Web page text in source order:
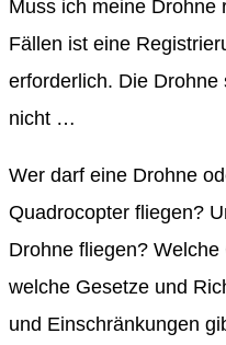
Muss ich meine Drohne
Fällen ist eine
erforderlich. Die
nicht …
Wer darf eine Drohne
Quadrocopter fliegen?
Drohne fliegen?
welche Gesetze und
und Einschränkungen